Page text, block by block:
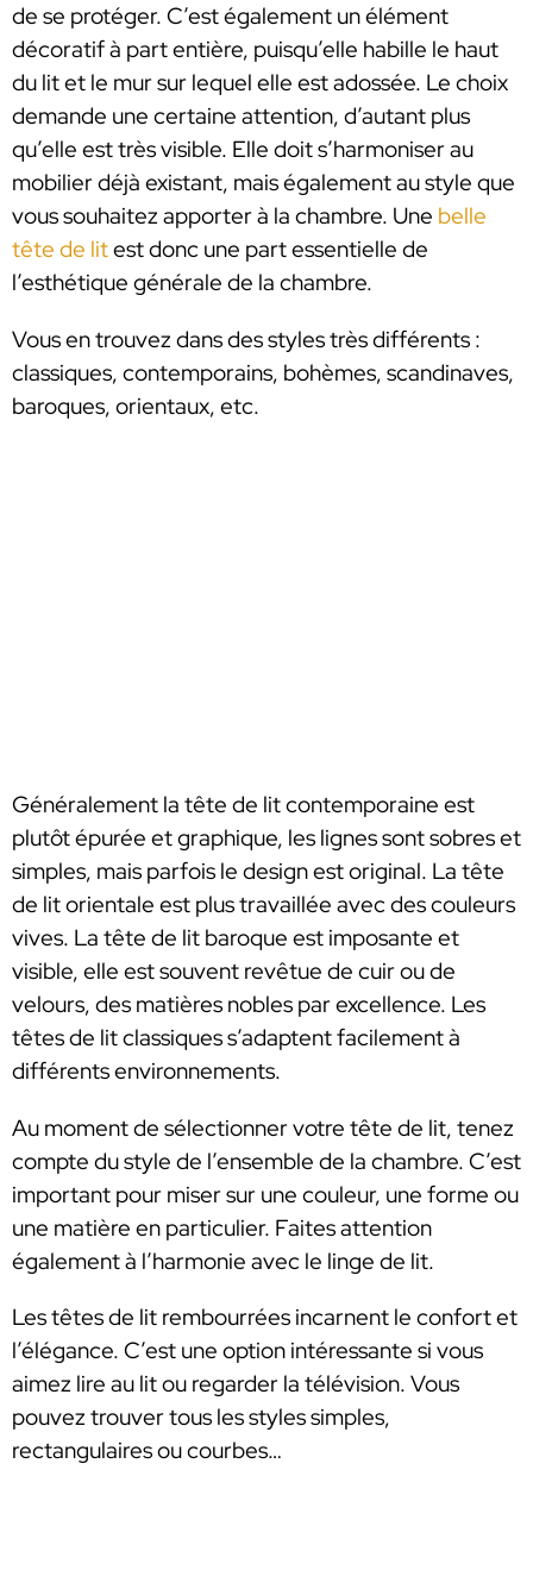
de se protéger. C’est également un élément
décoratif à part entière, puisqu’elle habille le haut
du lit et le mur sur lequel elle est adossée. Le choix
demande une certaine attention, d’autant plus
qu’elle est très visible. Elle doit s’harmoniser au
mobilier déjà existant, mais également au style que
vous souhaitez apporter à la chambre. Une belle
tête de litest donc une part essentielle de
l’esthétique générale de la chambre.
Vous en trouvez dans des styles très différents :
classiques, contemporains, bohèmes, scandinaves,
baroques, orientaux, etc.
Généralement la tête de lit contemporaine est
plutôt épurée et graphique, les lignes sont sobres et
simples, mais parfois le design est original. La tête
de lit orientale est plus travaillée avec des couleurs
vives. La tête de lit baroque est imposante et
visible, elle est souvent revêtue de cuir ou de
velours, des matières nobles par excellence. Les
têtes de lit classiques s’adaptent facilement à
différents environnements.
Au moment de sélectionner votre tête de lit, tenez
compte du style de l’ensemble de la chambre. C’est
important pour miser sur une couleur, une forme ou
une matière en particulier. Faites attention
également à l’harmonie avec le linge de lit.
Les têtes de lit rembourrées incarnent le confort et
l’élégance. C’est une option intéressante si vous
aimez lire au lit ou regarder la télévision. Vous
pouvez trouver tous les styles simples,
rectangulaires ou courbes…